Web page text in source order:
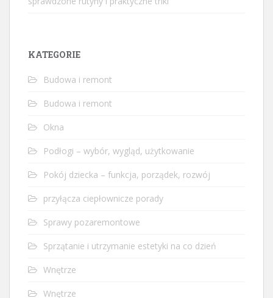
KATEGORIE
Budowa i remont
Budowa i remont
Okna
Podłogi – wybór, wygląd, użytkowanie
Pokój dziecka – funkcja, porządek, rozwój
przyłącza ciepłownicze porady
Sprawy pozaremontowe
Sprzątanie i utrzymanie estetyki na co dzień
Wnętrze
Wnętrze